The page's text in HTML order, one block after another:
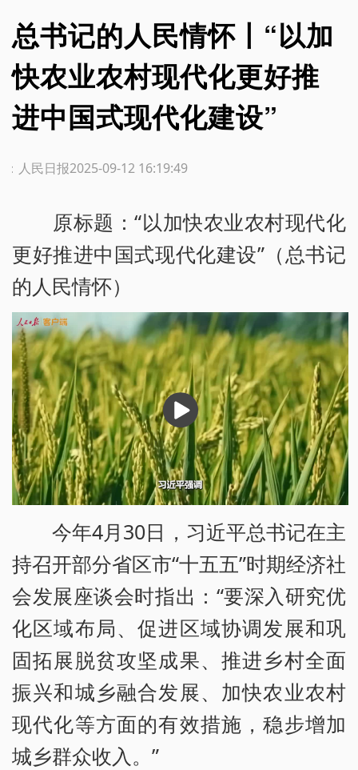
总书记的人民情怀丨“以加
快农业农村现代化更好推
进中国式现代化建设”
2025-09-12 16:19:49
：人民日报
原标题：“以加快农业农村现代化
更好推进中国式现代化建设”（总书记
的人民情怀）
播
放
今年4月30日，习近平总书记在主
持召开部分省区市“十五五”时期经济社
会发展座谈会时指出：“要深入研究优
化区域布局、促进区域协调发展和巩
固拓展脱贫攻坚成果、推进乡村全面
振兴和城乡融合发展、加快农业农村
现代化等方面的有效措施，稳步增加
城乡群众收入。”